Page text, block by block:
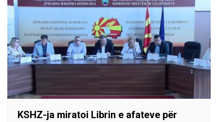
KSHZ-ja miratoi Librin e afateve për